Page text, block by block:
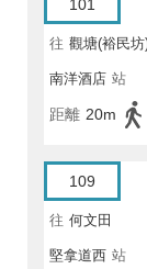
101
往 觀塘(裕民坊
南洋酒店 站
距離 20m
109
往 何文田
堅拿道西 站